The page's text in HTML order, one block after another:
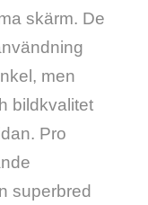
skärm. De
men
bildkvalitet
Pro
superbred